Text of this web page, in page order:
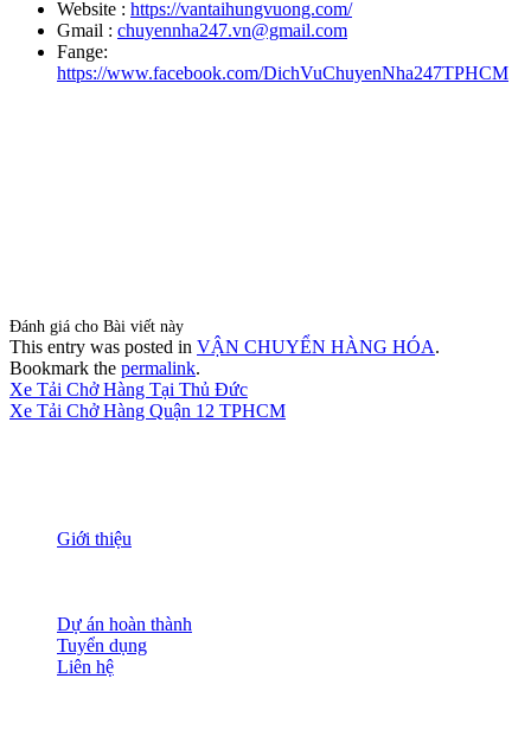
Website : https://vantaihungvuong.com/
Gmail : chuyennha247.vn@gmail.com
Fange:
https://www.facebook.com/DichVuChuyenNha247TPHCM
Đánh giá cho Bài viết này
This entry was posted in VẬN CHUYỂN HÀNG HÓA.
Bookmark the permalink.
Xe Tải Chở Hàng Tại Thủ Đức
Xe Tải Chở Hàng Quận 12 TPHCM
Giới thiệu
Dự án hoàn thành
Tuyển dụng
Liên hệ